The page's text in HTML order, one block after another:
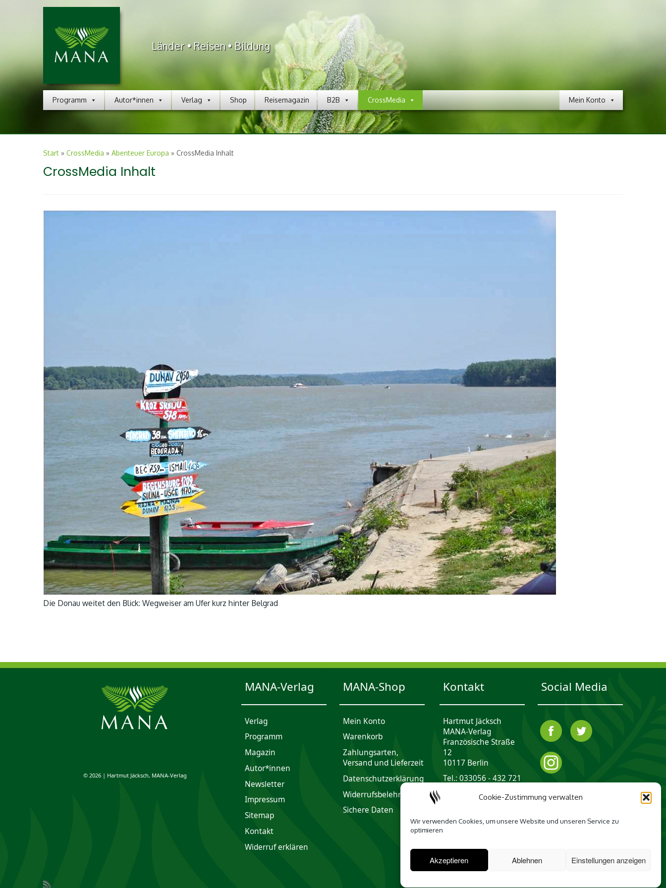
Cookie-Zustimmung verwalten
Wir verwenden Cookies, um unsere Website und unseren Service zu
optimieren
Akzeptieren Ablehnen Einstellungen anzeigen
Länder • Reisen • Bildung
Programm Autor*innen Verlag Shop Reisemagazin B2B Mein Konto
CrossMedia
Start » CrossMedia » Abenteuer Europa » CrossMedia Inhalt
CrossMedia Inhalt
Die Donau weitet den Blick: Wegweiser am Ufer kurz hinter Belgrad
© 2026 | Hartmut Jäcksch, MANA-Verlag
MANA-Verlag
Verlag
Programm
Magazin
Autor*innen
Newsletter
Impres­sum
Sitemap
Kontakt
Widerruf erklären
MANA-Shop
Mein Konto
Waren­korb
Zahlungsarten,
Versand und Lieferzeit
Daten­schutz­er­klärung
Widerrufsbelehrung
Sichere Daten
Kontakt
Hartmut Jäcksch
MANA-Verlag
Französische Straße
12
10117 Berlin
Tel.: 033056 - 432 721
Social Media